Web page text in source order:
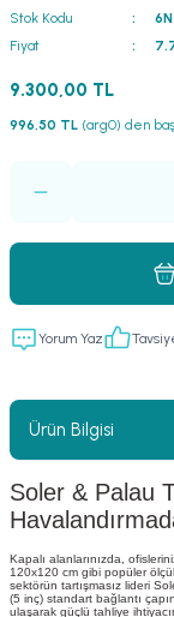
Stok Kodu
Fiyat
9.300,00 TL
996,50 TL (arg0) den
Yorum Yaz
Ürün Bilgisi
Soler & Palau
Kapalı alanlarınızda,
120x120 cm gibi popüler
sektörün tartışmasız lideri
(5 inç) standart bağlantı
ulaşarak güçlü tahliye